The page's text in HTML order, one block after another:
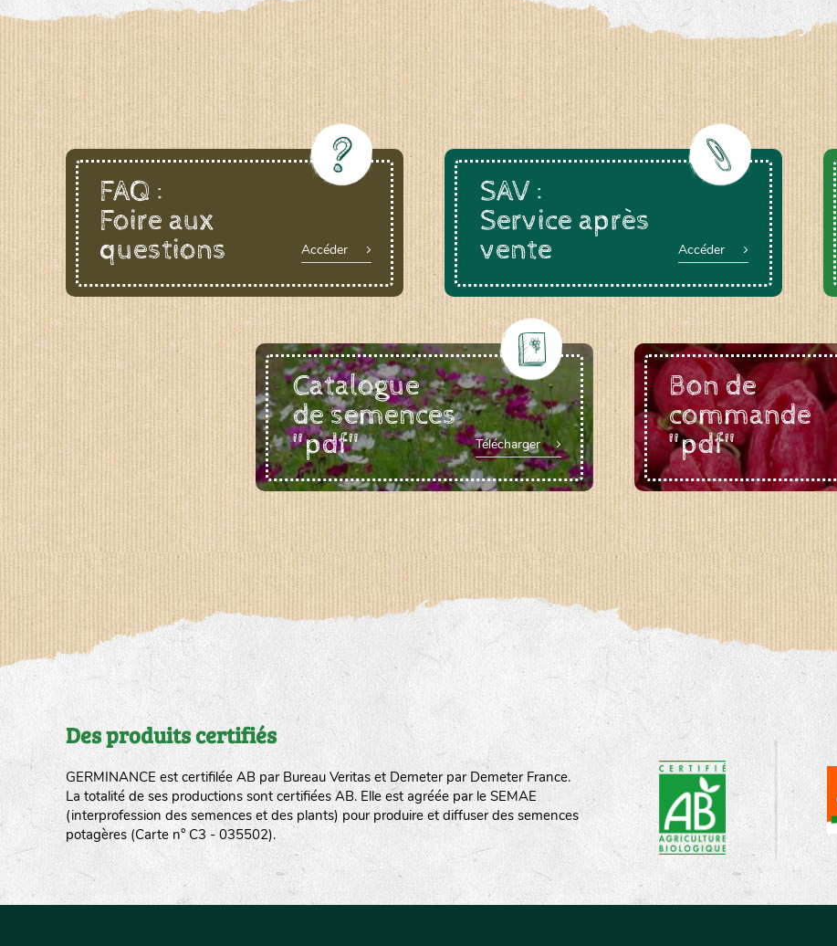
FAQ :
Foire aux
questions
Accéder
SAV :
Service après
vente
Accéder
Catalogue
de semences
"pdf"
Télécharger
Bon de
commande
"pdf"
Des produits certifiés
GERMINANCE est certifilée AB par Bureau Veritas et Demeter par Demeter France.
La totalité de ses productions sont certifiées AB. Elle est agréée par le SEMAE
(interprofession des semences et des plants) pour produire et diffuser des semences
potagères (Carte n° C3 - 035502).